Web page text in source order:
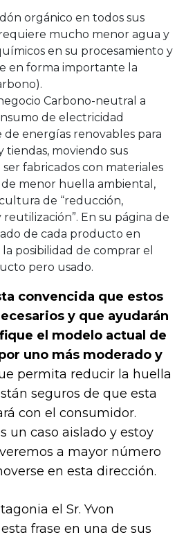
orgánico en todos sus
mucho menor agua y
en su procesamiento y
en forma importante la
Carbono-neutral a
de electricidad
energías renovables para
tiendas, moviendo sus
fabricados con materiales
de menor huella ambiental,
de “reducción,
reutilización”. En su página de
de cada producto en
posibilidad de comprar el
pero usado.
convencida que estos
y que ayudarán
el modelo actual de
uno más moderado y
permita reducir la huella
seguros de que esta
con el consumidor.
un caso aislado y estoy
a mayor número
en esta dirección.
el Sr. Yvon
frase en una de sus